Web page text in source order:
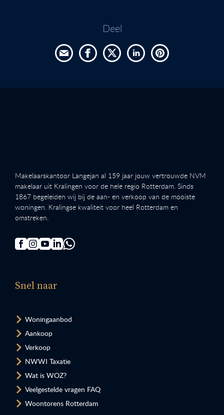
Deel
Makelaarskantoor Langejan al 159 jaar jouw vertrouwde NVM
makelaar uit Kralingen voor de hele regio Rotterdam. Sinds
1867 begeleiden wij bij de aan- en verkoop van de mooiste
woningen. Kralingse kwaliteit voor heel Rotterdam en
omstreken.
Snel naar
Woningaanbod
Aankoop
Verkoop
NWWI Taxatie
Wat is WOZ?
Veelgestelde vragen FAQ
Woontorens Rotterdam